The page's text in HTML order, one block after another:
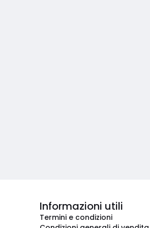
Informazioni utili
Termini e condizioni